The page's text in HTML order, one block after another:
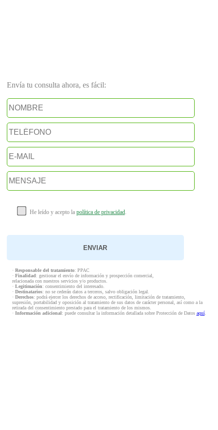
Envía tu consulta ahora, es fácil:
He leído y acepto la política de privacidad.
· Responsable del tratamiento: PPAC
· Finalidad: gestionar el envío de información y prospección comercial,
relacionada con nuestros servicios y/o productos.
· Legitimación: consentimiento del interesado.
· Destinatarios: no se cederán datos a terceros, salvo obligación legal.
· Derechos: podrá ejercer los derechos de acceso, rectificación, limitación de tratamiento,
supresión, portabilidad y oposición al tratamiento de sus datos de carácter personal, así como a la
retirada del consentimiento prestado para el tratamiento de los mismos.
· Información adicional: puede consultar la información detallada sobre Protección de Datos aquí.